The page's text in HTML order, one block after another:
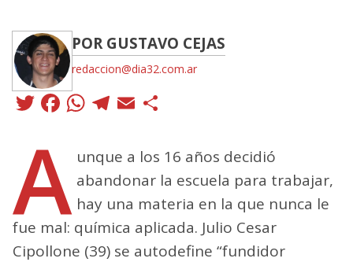
POR GUSTAVO CEJAS
redaccion@dia32.com.ar
Twitter
Facebook
WhatsApp
Telegram
Email
A unque a los 16 años decidió
abandonar la escuela para trabajar,
hay una materia en la que nunca le
fue mal: química aplicada. Julio Cesar
Cipollone (39) se autodefine “fundidor